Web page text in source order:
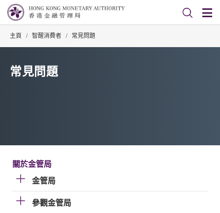
主頁 / 智醒消費者 / 常見問題
常見問題
關於金管局
金管局
參觀金管局